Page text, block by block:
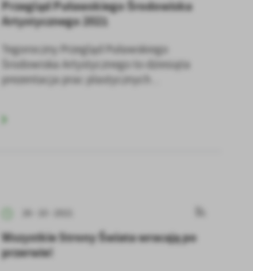
Przegląd Puławskiego Środowiska
Artystycznego 2021
Tegoroczny Przegląd Puławskiego
Środowiska Artystycznego to dziesiąta
prezentacja prac plastycznych...
Wszystkie Strony Świata wracają po
przerwie!